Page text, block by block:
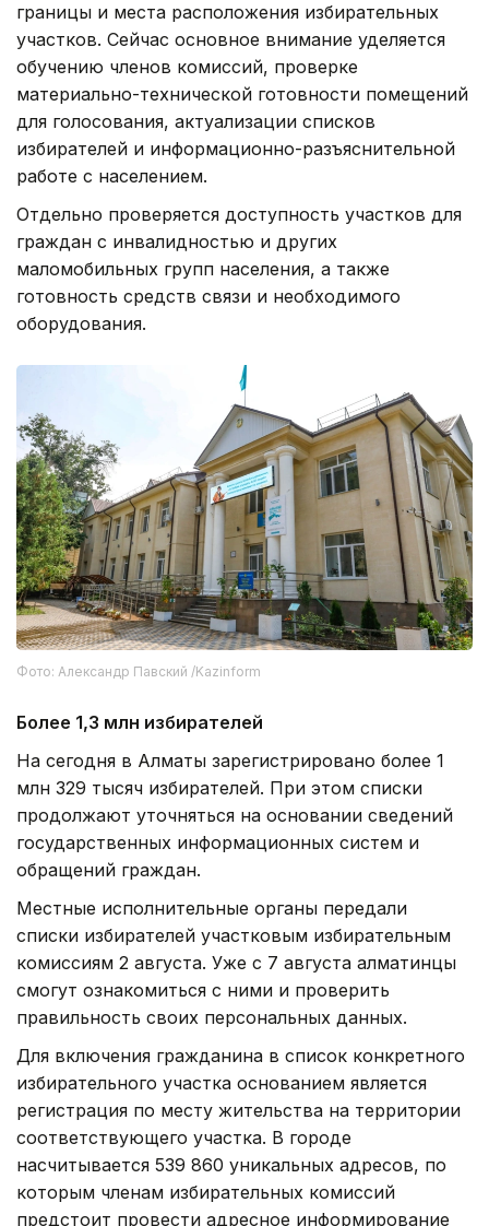
границы и места расположения избирательных
участков. Сейчас основное внимание уделяется
обучению членов комиссий, проверке
материально-технической готовности помещений
для голосования, актуализации списков
избирателей и информационно-разъяснительной
работе с населением.
Отдельно проверяется доступность участков для
граждан с инвалидностью и других
маломобильных групп населения, а также
готовность средств связи и необходимого
оборудования.
Фото: Александр Павский /Kazinform
Более 1,3 млн избирателей
На сегодня в Алматы зарегистрировано более 1
млн 329 тысяч избирателей. При этом списки
продолжают уточняться на основании сведений
государственных информационных систем и
обращений граждан.
Местные исполнительные органы передали
списки избирателей участковым избирательным
комиссиям 2 августа. Уже с 7 августа алматинцы
смогут ознакомиться с ними и проверить
правильность своих персональных данных.
Для включения гражданина в список конкретного
избирательного участка основанием является
регистрация по месту жительства на территории
соответствующего участка. В городе
насчитывается 539 860 уникальных адресов, по
которым членам избирательных комиссий
предстоит провести адресное информирование